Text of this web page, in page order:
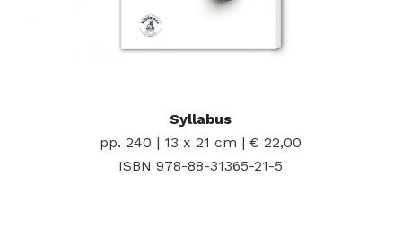
Syllabus
pp. 240 | 13 x 21 cm | € 22,00
ISBN 978-88-31365-21-5